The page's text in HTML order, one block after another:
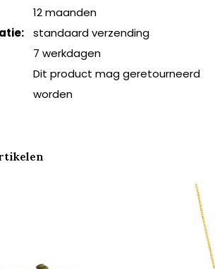
12 maanden
standaard verzending
7 werkdagen
Dit product mag geretourneerd
worden